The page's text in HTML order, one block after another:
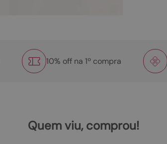
10% off na 1º compra
Quem viu, comprou!